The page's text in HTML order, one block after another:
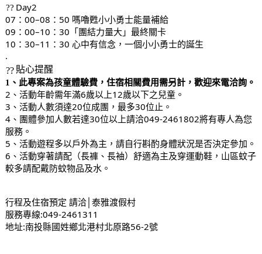
Day2
07：00–08：50 嗎嚕甦小小勇士能量補給
09：00–10：30「團結力量大」最終關卡
10：30–11：30 心中有信念，一個小小勇士的誕生
.
貼心提醒
1、此專案為孩童體驗費，住宿相關費用需另計，歡迎來電洽詢。
2、活動年齡需年滿6歲以上12歲以下之兒童。
3、活動人數須達20位成團，最多30位止。
4、團體參加人數若達30位以上請洽049-2461802將有專人為您
服務。
5、活動遊程多以戶外為主，請自行斟酌身體狀況是否決定參加。
6、活動穿著請配（長褲、長袖）舒適為主及穿運動鞋，山區蚊子
較多請配戴防蚊物品及水。
行程及住宿預定 請洽│泰雅渡假村
服務專線:049-2461311
地址:南投縣國姓鄉北港村北原路56-2號